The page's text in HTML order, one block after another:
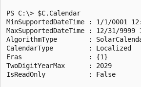
PS C:\> $C.Calendar
MinSupportedDateTime : 1/1/0001
MaxSupportedDateTime : 12/31/9999
AlgorithmType        :
CalendarType         : Localized
Eras                 : {1}
TwoDigitYearMax      : 2029
IsReadOnly           : False